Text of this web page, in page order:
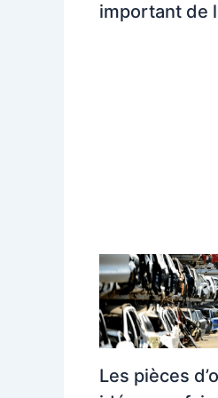
important de
Les pièces